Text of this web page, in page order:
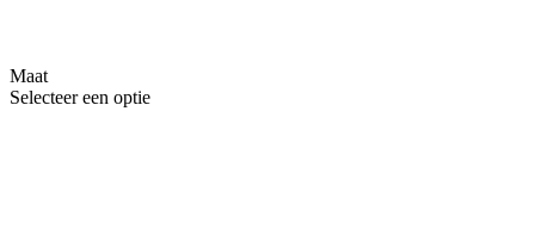
Maat
Selecteer een optie